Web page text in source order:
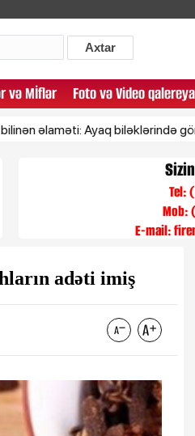
Axtar
və Mİflər Foto və Video qalereya
Ayaq biləklərində görünür
Tel:
Mob:
E-mail:
adəti imiş